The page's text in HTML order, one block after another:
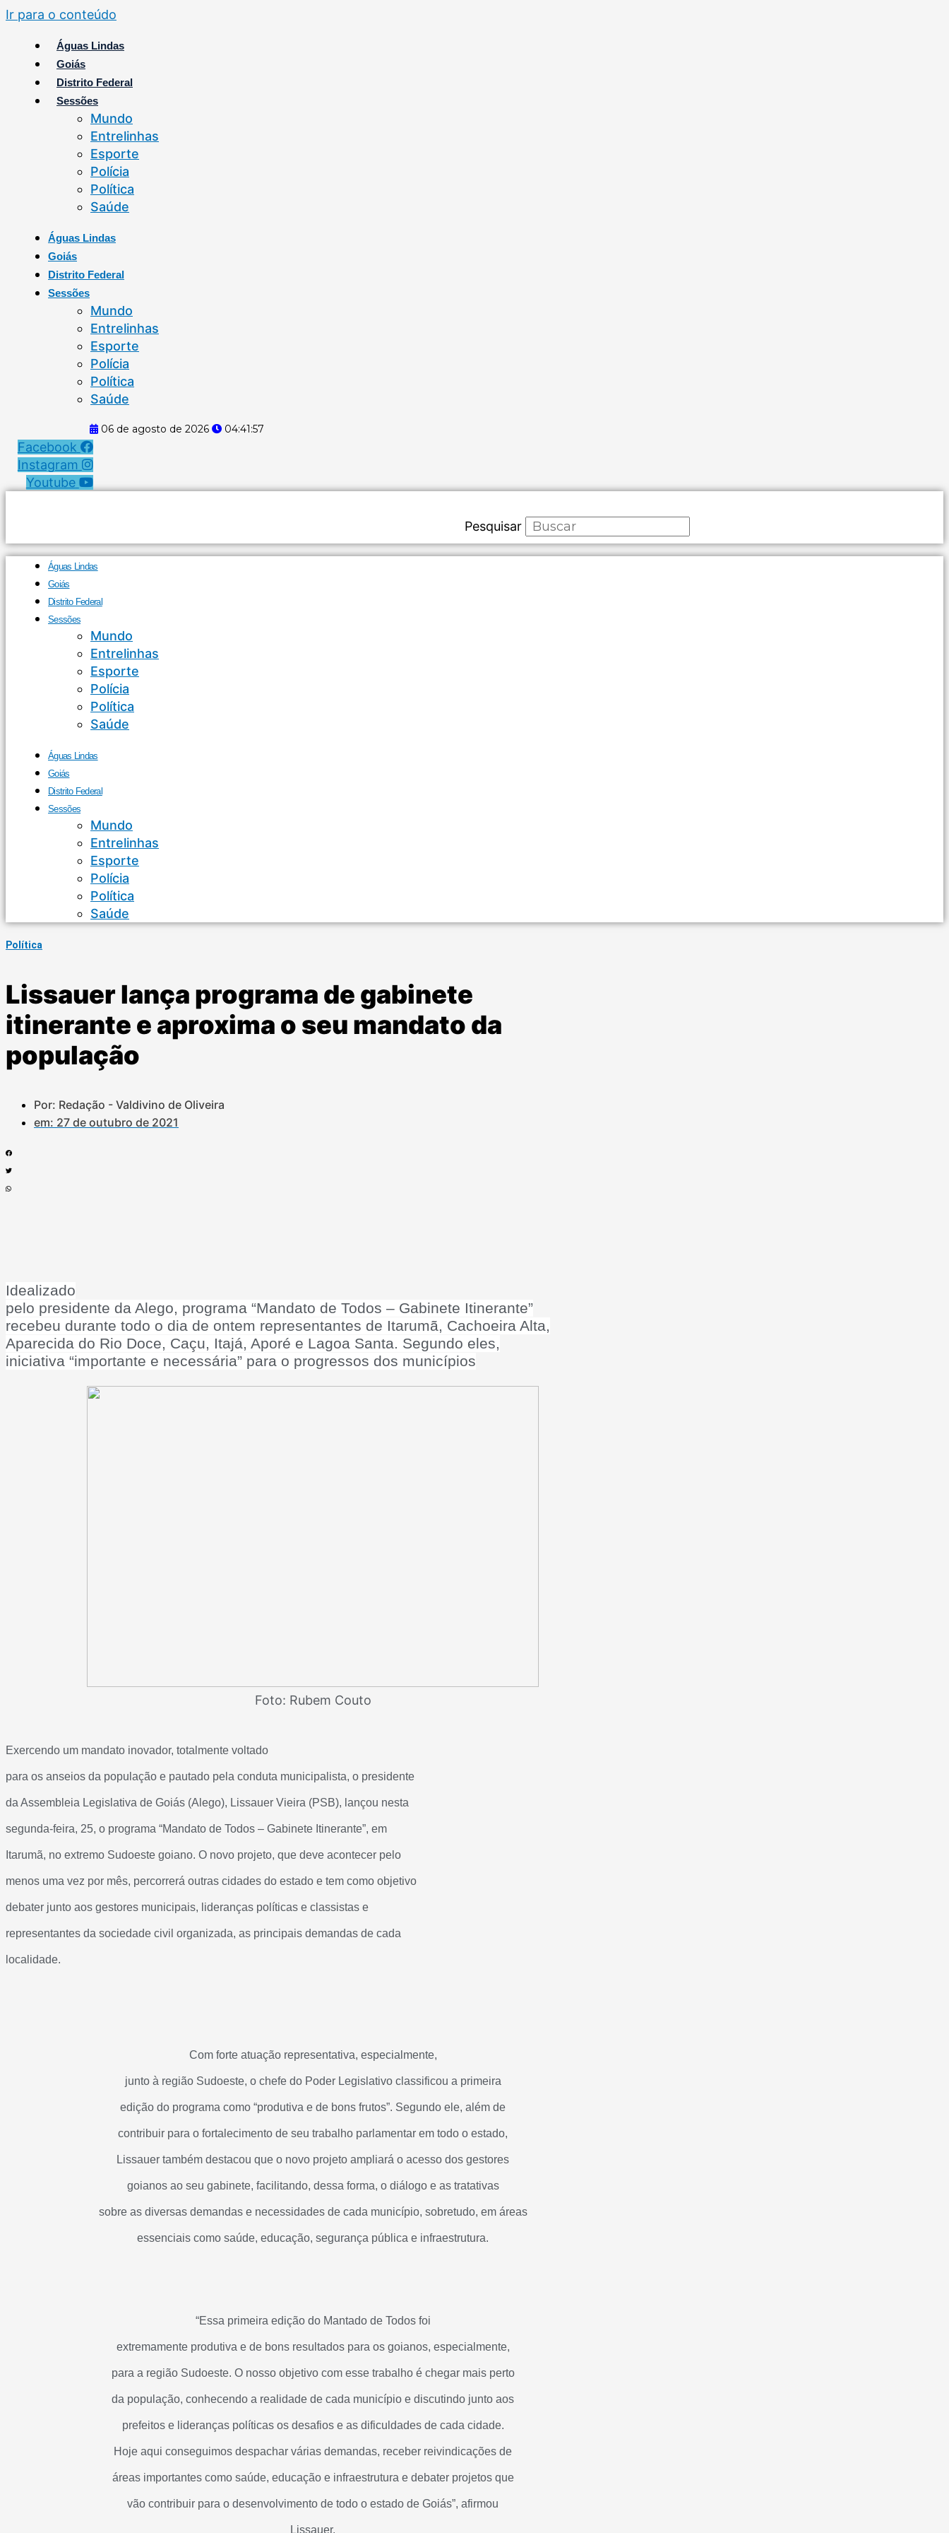
Ir para o conteúdo
Águas Lindas
Goiás
Distrito Federal
Sessões
Mundo
Entrelinhas
Esporte
Polícia
Política
Saúde
Águas Lindas
Goiás
Distrito Federal
Sessões
Mundo
Entrelinhas
Esporte
Polícia
Política
Saúde
06 de agosto de 2026 04:41:57
Facebook
Instagram
Youtube
Pesquisar
Águas Lindas
Goiás
Distrito Federal
Sessões
Mundo
Entrelinhas
Esporte
Polícia
Política
Saúde
Águas Lindas
Goiás
Distrito Federal
Sessões
Mundo
Entrelinhas
Esporte
Polícia
Política
Saúde
Política
Lissauer lança programa de gabinete
itinerante e aproxima o seu mandato da
população
Por: Redação - Valdivino de Oliveira
em: 27 de outubro de 2021
Idealizado
pelo presidente da Alego, programa “Mandato de Todos – Gabinete Itinerante”
recebeu durante todo o dia de ontem representantes de Itarumã, Cachoeira Alta,
Aparecida do Rio Doce, Caçu, Itajá, Aporé e Lagoa Santa. Segundo eles,
iniciativa “importante e necessária” para o progressos dos municípios
Foto: Rubem Couto
Exercendo um mandato inovador, totalmente voltado
para os anseios da população e pautado pela conduta municipalista, o presidente
da Assembleia Legislativa de Goiás (Alego), Lissauer Vieira (PSB), lançou nesta
segunda-feira, 25, o programa “Mandato de Todos – Gabinete Itinerante”, em
Itarumã, no extremo Sudoeste goiano. O novo projeto, que deve acontecer pelo
menos uma vez por mês, percorrerá outras cidades do estado e tem como objetivo
debater junto aos gestores municipais, lideranças políticas e classistas e
representantes da sociedade civil organizada, as principais demandas de cada
localidade.
Com forte atuação representativa, especialmente,
junto à região Sudoeste, o chefe do Poder Legislativo classificou a primeira
edição do programa como “produtiva e de bons frutos”. Segundo ele, além de
contribuir para o fortalecimento de seu trabalho parlamentar em todo o estado,
Lissauer também destacou que o novo projeto ampliará o acesso dos gestores
goianos ao seu gabinete, facilitando, dessa forma, o diálogo e as tratativas
sobre as diversas demandas e necessidades de cada município, sobretudo, em áreas
essenciais como saúde, educação, segurança pública e infraestrutura.
“Essa primeira edição do Mantado de Todos foi
extremamente produtiva e de bons resultados para os goianos, especialmente,
para a região Sudoeste. O nosso objetivo com esse trabalho é chegar mais perto
da população, conhecendo a realidade de cada município e discutindo junto aos
prefeitos e lideranças políticas os desafios e as dificuldades de cada cidade.
Hoje aqui conseguimos despachar várias demandas, receber reivindicações de
áreas importantes como saúde, educação e infraestrutura e debater projetos que
vão contribuir para o desenvolvimento de todo o estado de Goiás”, afirmou
Lissauer.